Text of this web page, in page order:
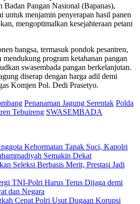
Pangan Nasional (Bapanas),
untuk menjamin penyerapan hasil panen
mengoptimalkan kesejahteraan petani
bangsa, termasuk pondok pesantren,
program ketahanan pangan
swasembada pangan berkelanjutan.
diserap dengan harga adil demi
Komjen Pol. Dedi Prasetyo.
Penanaman Jagung Serentak Polda
Tebuireng SWASEMBADA
Kehormatan Tapak Suci, Kapolri
Semakin Dekat
Seleksi Berbasis Merit, Prestasi Jadi
TNI-Polri Harus Terus Dijaga demi
dan Negara
Cepat Polri Usut Dugaan Korupsi